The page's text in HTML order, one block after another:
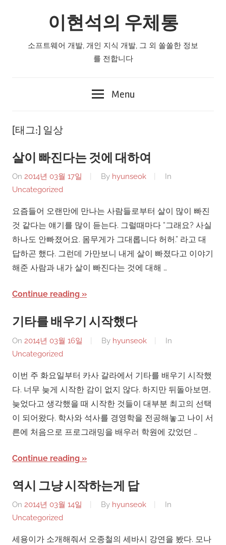
이현석의 우체통
소프트웨어 개발, 개인 지식 개발, 그 외 쏠쏠한 정보
를 전합니다
Menu
[태그:] 일상
살이 빠진다는 것에 대하여
On 2014년 03월 17일 By hyunseok
In
Uncategorized
요즘들어 오랜만에 만나는 사람들로부터 살이 많이 빠진
것 같다는 얘기를 많이 듣는다. 그럴때마다 “그래요? 사실
하나도 안빠졌어요. 몸무게가 그대롭니다 허허.” 라고 대
답하곤 했다. 그런데 가만보니 내게 살이 빠졌다고 이야기
해준 사람과 내가 살이 빠진다는 것에 대해 …
Continue reading
기타를 배우기 시작했다
On 2014년 03월 16일 By hyunseok
In
Uncategorized
이번 주 화요일부터 카사 갈라에서 기타를 배우기 시작했
다. 너무 늦게 시작한 감이 없지 않다. 하지만 뒤돌아보면,
늦었다고 생각했을 때 시작한 것들이 대부분 최고의 선택
이 되어왔다. 학사와 석사를 경영학을 전공해놓고 나이 서
른에 처음으로 프로그래밍을 배우러 학원에 갔었던 …
Continue reading
역시 그냥 시작하는게 답
On 2014년 03월 14일 By hyunseok
In
Uncategorized
세용이가 소개해줘서 오종철의 세바시 강연을 봤다. 모나